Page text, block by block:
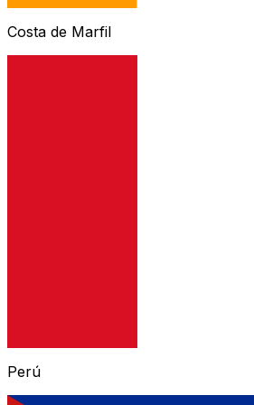
Costa de Marfil
Perú